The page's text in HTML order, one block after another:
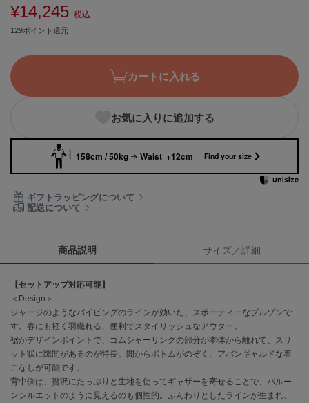
Ballelite
バレリット
バンドリヤー
Barbour
バブアー
ビヨンドクローゼット
Calvin Klein
カルバン・クライン
セロン
Clarks Premium
クラークス
CODE A
コードエー
COLE HAAN
コール ハーン
¥14,245 税込
129ポイント還元
カートに入れる
お気に入りに追加する
158cm / 50kg Waist +12cm Find your size
ギフトラッピングについて
配送について
商品説明 サイズ／詳細
【セットアップ対応可能】
＜Design＞
ジャージのようなパイピングのラインが効いた、スポーティーなブルゾンで
す。春にも軽く羽織れる、便利でスタイリッシュなアウター。
裾がデザインポイントで、ゴムシャーリングの部分が本体から離れて、スリ
ット状に隙間があるのが特長。間からボトムがのぞく、アバンギャルドな着
こなしが可能です。
背中側は、贅沢にたっぷりと生地を使ってギャザーを寄せることで、バルー
ンシルエットのように見えるのも個性的。ふんわりとしたラインが生まれ、